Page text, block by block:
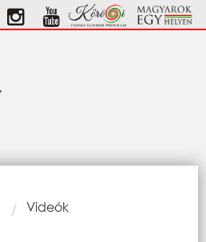
Current:
Videók